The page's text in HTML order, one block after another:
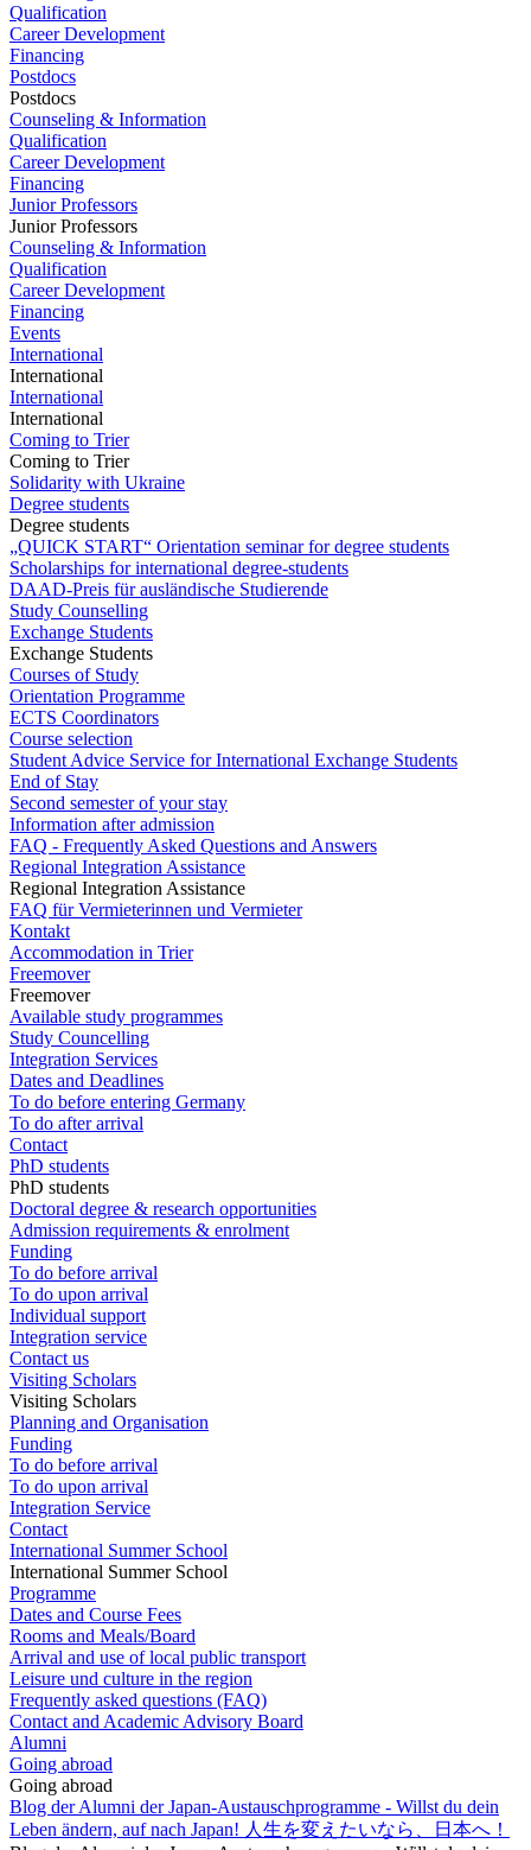
Qualification
Career Development
Financing
Postdocs
Postdocs
Counseling & Information
Qualification
Career Development
Financing
Junior Professors
Junior Professors
Counseling & Information
Qualification
Career Development
Financing
Events
International
International
International
International
Coming to Trier
Coming to Trier
Solidarity with Ukraine
Degree students
Degree students
„QUICK START“ Orientation seminar for degree students
Scholarships for international degree-students
DAAD-Preis für ausländische Studierende
Study Counselling
Exchange Students
Exchange Students
Courses of Study
Orientation Programme
ECTS Coordinators
Course selection
Student Advice Service for International Exchange Students
End of Stay
Second semester of your stay
Information after admission
FAQ - Frequently Asked Questions and Answers
Regional Integration Assistance
Regional Integration Assistance
FAQ für Vermieterinnen und Vermieter
Kontakt
Accommodation in Trier
Freemover
Freemover
Available study programmes
Study Councelling
Integration Services
Dates and Deadlines
To do before entering Germany
To do after arrival
Contact
PhD students
PhD students
Doctoral degree & research opportunities
Admission requirements & enrolment
Funding
To do before arrival
To do upon arrival
Individual support
Integration service
Contact us
Visiting Scholars
Visiting Scholars
Planning and Organisation
Funding
To do before arrival
To do upon arrival
Integration Service
Contact
International Summer School
International Summer School
Programme
Dates and Course Fees
Rooms and Meals/Board
Arrival and use of local public transport
Leisure und culture in the region
Frequently asked questions (FAQ)
Contact and Academic Advisory Board
Alumni
Going abroad
Going abroad
Blog der Alumni der Japan-Austauschprogramme - Willst du dein
Leben ändern, auf nach Japan! 人生を変えたいなら、日本へ！